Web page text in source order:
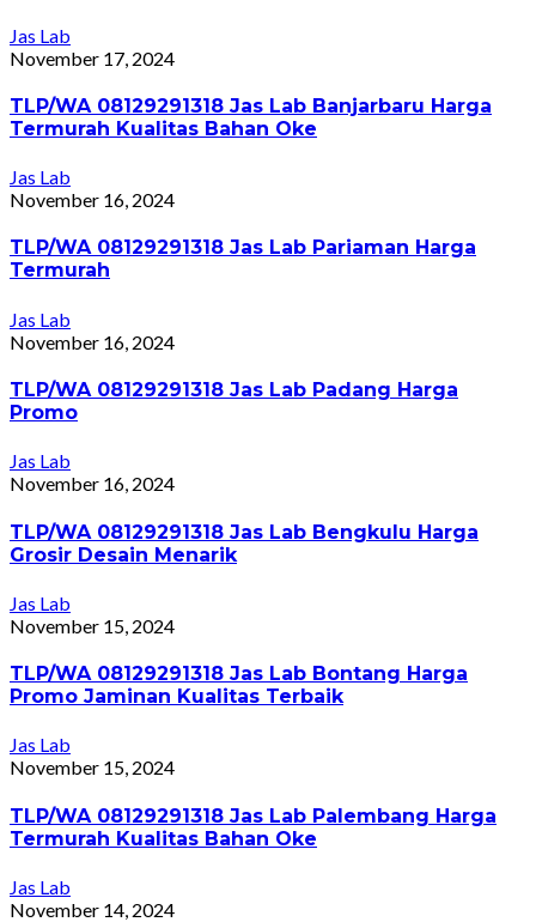
Jas Lab
November 17, 2024
TLP/WA 08129291318 Jas Lab Banjarbaru Harga
Termurah Kualitas Bahan Oke
Jas Lab
November 16, 2024
TLP/WA 08129291318 Jas Lab Pariaman Harga
Termurah
Jas Lab
November 16, 2024
TLP/WA 08129291318 Jas Lab Padang Harga
Promo
Jas Lab
November 16, 2024
TLP/WA 08129291318 Jas Lab Bengkulu Harga
Grosir Desain Menarik
Jas Lab
November 15, 2024
TLP/WA 08129291318 Jas Lab Bontang Harga
Promo Jaminan Kualitas Terbaik
Jas Lab
November 15, 2024
TLP/WA 08129291318 Jas Lab Palembang Harga
Termurah Kualitas Bahan Oke
Jas Lab
November 14, 2024